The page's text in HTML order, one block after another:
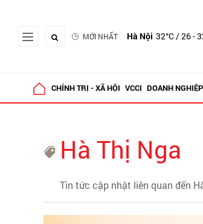
MỚI NHẤT Hà Nội 32°C/ 26 -
CHÍNH TRỊ - XÃ HỘI VCCI DOANH NGHIỆP
Hà Thị Nga
Tin tức cập nhật liên quan đến